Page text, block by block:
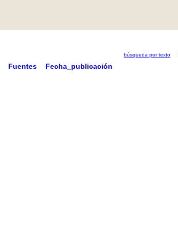
búsqueda por texto
Fuentes Fecha_publicación